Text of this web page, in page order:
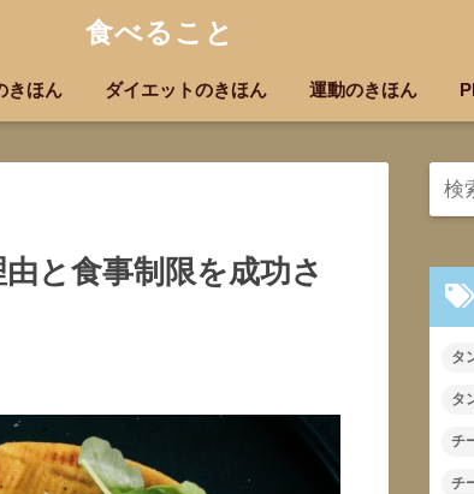
食べること
きほん ダイエットのきほん 運動のきほん
と食事制限を成功さ
タ
タ
チ
チ